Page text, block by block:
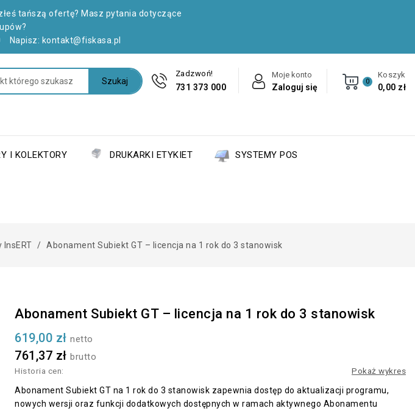
tańszą ofertę? Masz pytania dotyczące
Napisz: kontakt@fiskasa.pl
0
Koszyk
0,00 zł
Moje konto
Zaloguj się
Zadzwoń!
731 373 000
Szukaj
I KOLEKTORY DRUKARKI ETYKIET SYSTEMY POS
Abonament Subiekt GT – licencja na 1 rok do 3 stanowisk
Abonament Subiekt GT – licencja na 1 rok do 3 stanowisk
619,00 zł netto
761,37 zł brutto
Historia cen:
Pokaż wykres
Abonament Subiekt GT na 1 rok do 3 stanowisk zapewnia dostęp do aktualizacji programu,
nowych wersji oraz funkcji dodatkowych dostępnych w ramach aktywnego Abonamentu